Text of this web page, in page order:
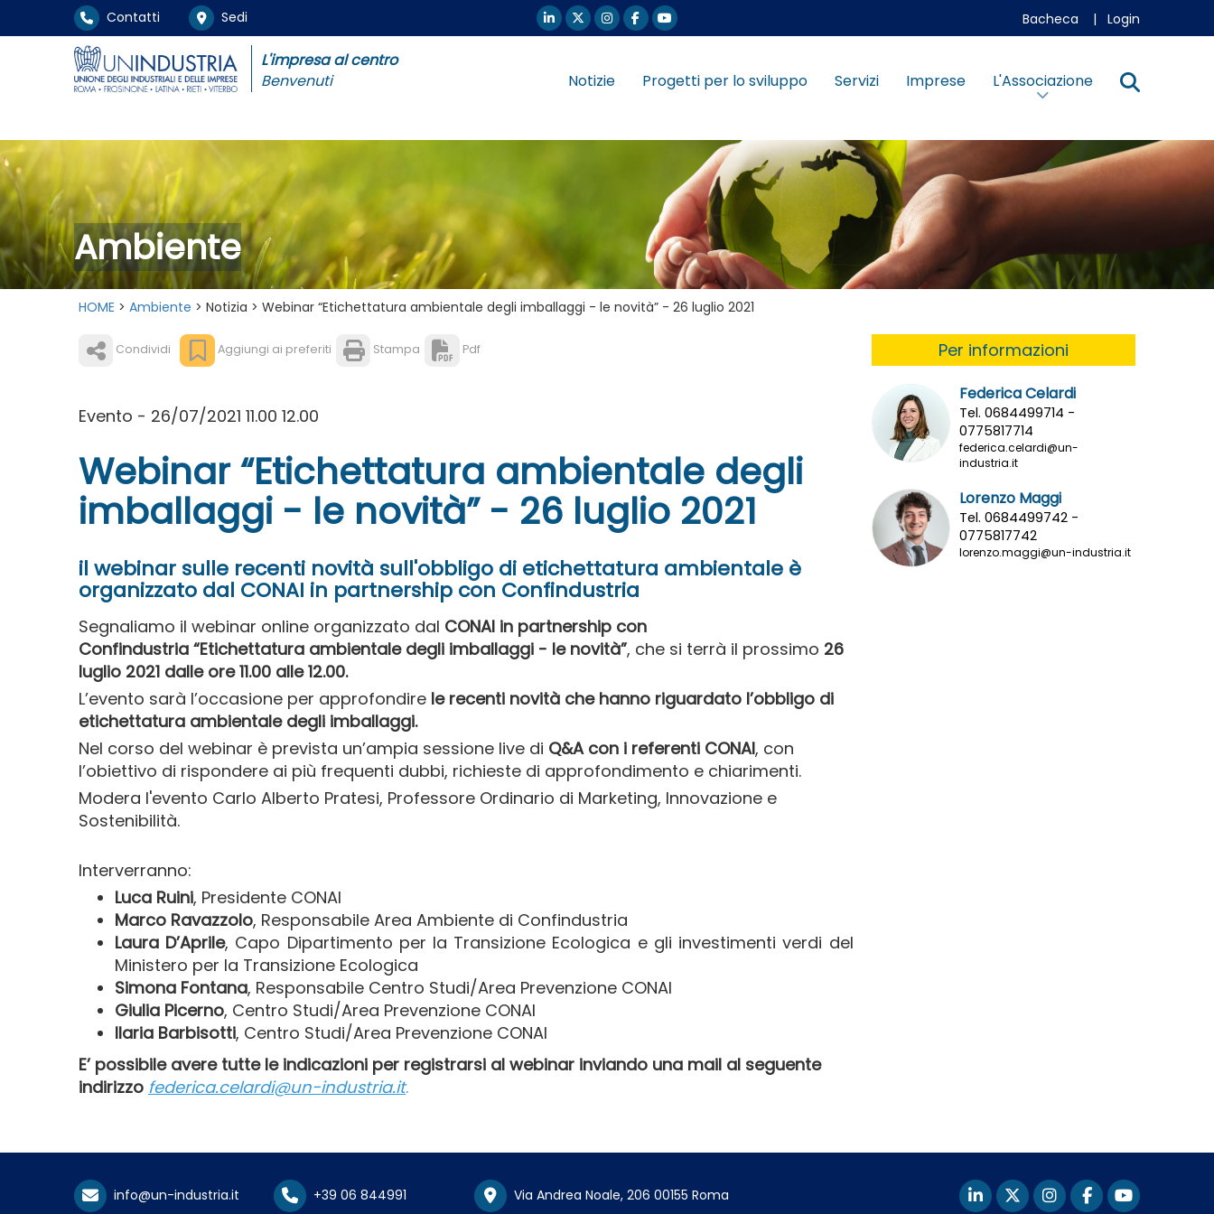
Contatti Sedi Bacheca | Login
L'impresa al centro
Benvenuti
Notizie Progetti per lo sviluppo Servizi Imprese L'Associazione
Ambiente
HOME > Ambiente > Notizia > Webinar “Etichettatura ambientale degli imballaggi - le novità” - 26 luglio 2021
Condividi Aggiungi ai preferiti Stampa Pdf
Evento - 26/07/2021 11.00 12.00
Webinar “Etichettatura ambientale degli
imballaggi - le novità” - 26 luglio 2021
il webinar sulle recenti novità sull'obbligo di etichettatura ambientale è
organizzato dal CONAI in partnership con Confindustria
Segnaliamo il webinar online organizzato dal CONAI in partnership con
Confindustria “Etichettatura ambientale degli imballaggi - le novità”, che si terrà il prossimo 26
luglio 2021 dalle ore 11.00 alle 12.00.
L’evento sarà l’occasione per approfondire le recenti novità che hanno riguardato l’obbligo di
etichettatura ambientale degli imballaggi.
Nel corso del webinar è prevista un’ampia sessione live di Q&A con i referenti CONAI, con
l’obiettivo di rispondere ai più frequenti dubbi, richieste di approfondimento e chiarimenti.
Modera l'evento Carlo Alberto Pratesi, Professore Ordinario di Marketing, Innovazione e
Sostenibilità.
Interverranno:
Luca Ruini, Presidente CONAI
Marco Ravazzolo, Responsabile Area Ambiente di Confindustria
Laura D’Aprile, Capo Dipartimento per la Transizione Ecologica e gli investimenti verdi del
Ministero per la Transizione Ecologica
Simona Fontana, Responsabile Centro Studi/Area Prevenzione CONAI
Giulia Picerno, Centro Studi/Area Prevenzione CONAI
Ilaria Barbisotti, Centro Studi/Area Prevenzione CONAI
E’ possibile avere tutte le indicazioni per registrarsi al webinar inviando una mail al seguente
indirizzo federica.celardi@un-industria.it.
Per informazioni
Federica Celardi
Tel. 0684499714 -
0775817714
federica.celardi@un-
industria.it
Lorenzo Maggi
Tel. 0684499742 -
0775817742
lorenzo.maggi@un-industria.it
info@un-industria.it +39 06 844991 Via Andrea Noale, 206 00155 Roma